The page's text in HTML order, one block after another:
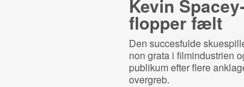
Kevin
flopper fælt
Den succesfulde
non grata i filmindustrien
publikum efter flere
overgreb.